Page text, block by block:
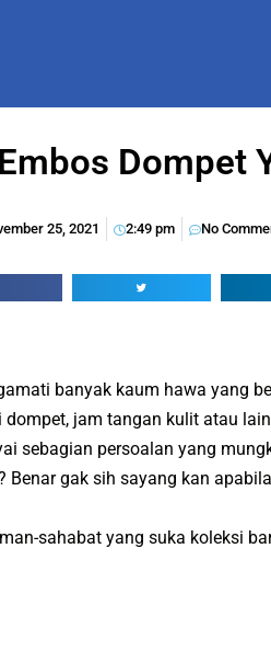
Dompet
25, 2021 2:49 pm No
banyak kaum hawa yang
jam tangan kulit atau
sebagian persoalan yang
Benar gak sih sayang kan
sahabat yang suka koleksi